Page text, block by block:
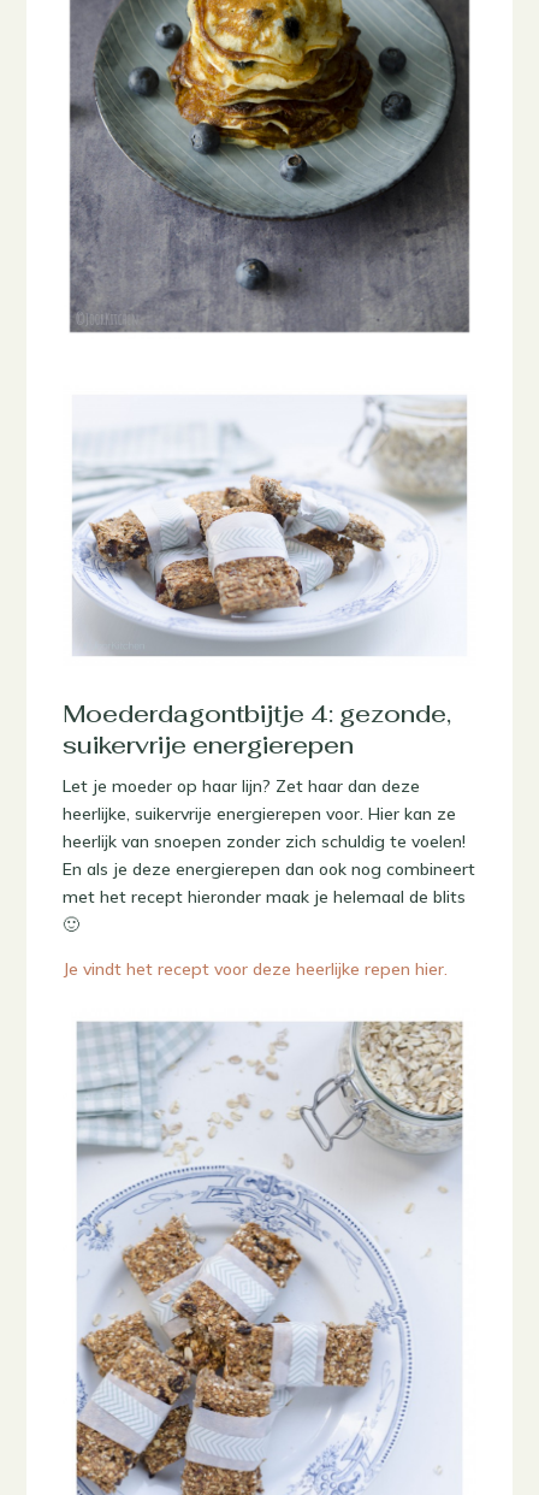
Moederdagontbijtje 4: gezonde,
suikervrije energierepen
Let je moeder op haar lijn? Zet haar dan deze
heerlijke, suikervrije energierepen voor. Hier kan ze
heerlijk van snoepen zonder zich schuldig te voelen!
En als je deze energierepen dan ook nog combineert
met het recept hieronder maak je helemaal de blits
🙂
Je vindt het recept voor deze heerlijke repen hier.